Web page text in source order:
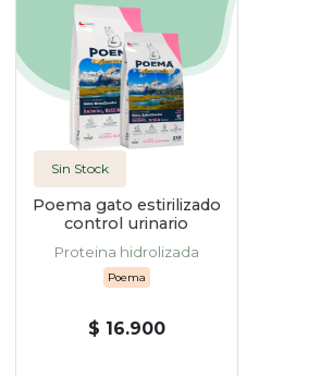
Sin Stock
Poema gato estirilizado
control urinario
Proteina hidrolizada
Poema
$ 16.900